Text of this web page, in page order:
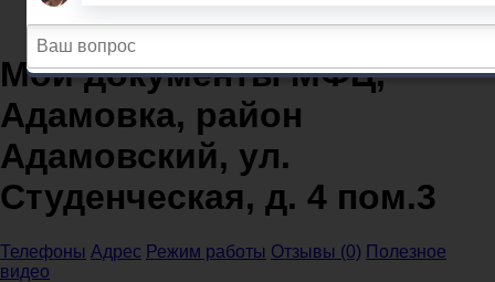
ул. Студенческая, д. 4 пом.3
Мои документы МФЦ,
Адамовка, район
Адамовский, ул.
Студенческая, д. 4 пом.3
Телефоны Адрес Режим работы Отзывы (0) Полезное
видео